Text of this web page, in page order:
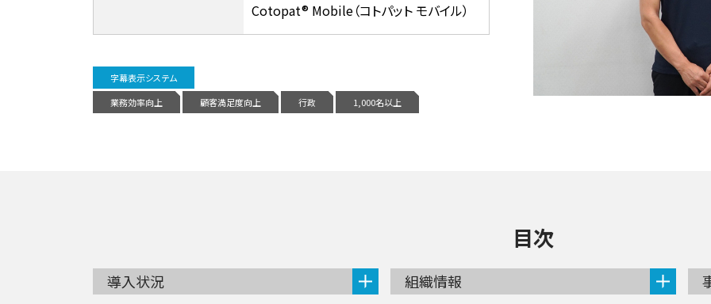
Cotopat® Mobile（コトパット モバイル）
字幕表示システム
業務効率向上
顧客満足度向上 行政 1,000名以上
目次
導入状況 組織情報